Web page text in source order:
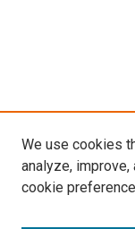
We use cookies
analyze, improve,
cookie